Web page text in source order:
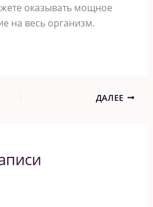
оказывать мощное
на весь организм.
ДАЛЕЕ